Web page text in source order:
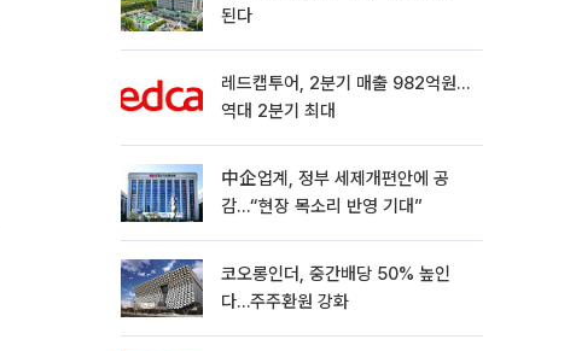
된다
레드캡투어, 2분기 매출 982억원…
역대 2분기 최대
中企업계, 정부 세제개편안에 공
감…“현장 목소리 반영 기대”
코오롱인더, 중간배당 50% 높인
다…주주환원 강화